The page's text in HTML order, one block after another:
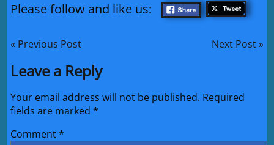
Please follow and like us:
« Previous Post Next Post »
Leave a Reply
Your email address will not be published. Required
fields are marked*
Comment*